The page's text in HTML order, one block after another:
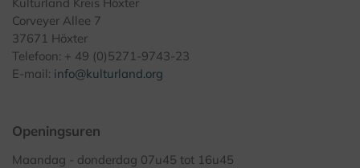
Corveyer Allee 7
37671 Höxter
Telefoon: + 49 (0)5271-9743-23
E-mail: info@kulturland.org
Openingsuren
Maandag - donderdag 07u45 tot 16u45